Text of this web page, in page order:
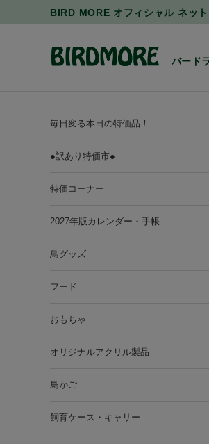
BIRD MORE オフィシャル ネッ
バード
毎日変る本日の特価品！
●訳あり特価市●
特価コーナー
2027年版カレンダー・手帳
鳥グッズ
フード
おもちゃ
オリジナルアクリル製品
鳥かご
飼育ケース・キャリー